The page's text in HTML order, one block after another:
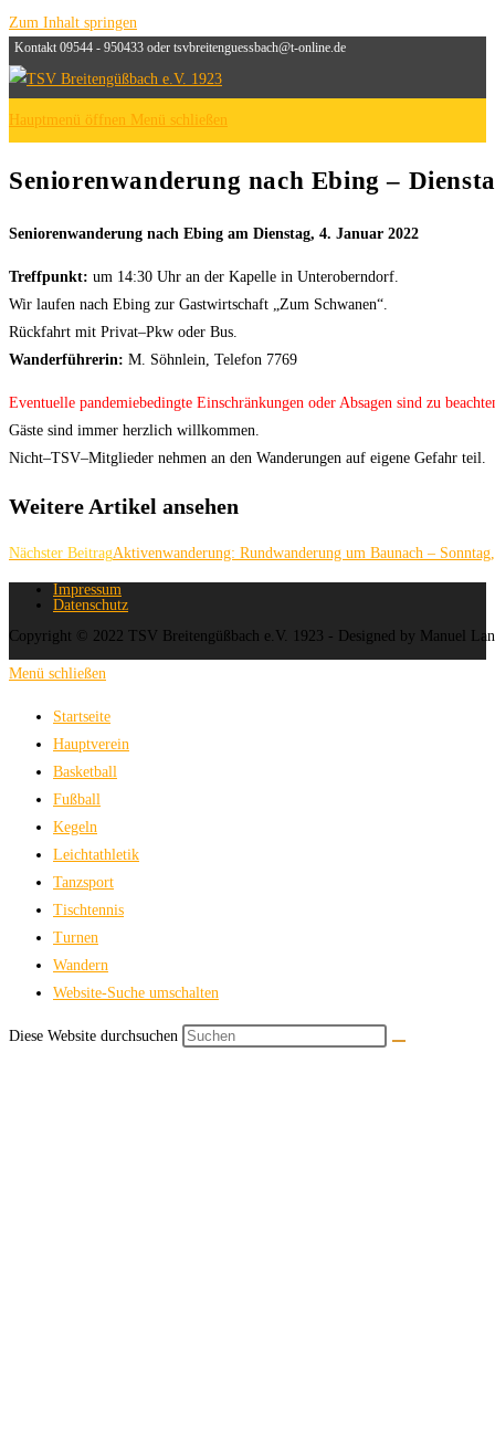
Zum Inhalt springen
Kontakt 09544 - 950433 oder tsvbreitenguessbach@t-online.de
Hauptmenü öffnen Menü schließen
Seniorenwanderung nach Ebing –
Seniorenwanderung nach Ebing am Dienstag, 4. Januar 2022
Treffpunkt: um 14:30 Uhr an der Kapelle in Unteroberndorf.
Wir laufen nach Ebing zur Gastwirtschaft „Zum Schwanen“.
Rückfahrt mit Privat–Pkw oder Bus.
Wanderführerin: M. Söhnlein, Telefon 7769
Eventuelle pandemiebedingte Einschränkungen oder Absagen sind zu
Gäste sind immer herzlich willkommen.
Nicht–TSV–Mitglieder nehmen an den Wanderungen auf eigene Gefahr teil.
Weitere Artikel ansehen
Nächster BeitragAktivenwanderung: Rundwanderung um Baunach –
Impressum
Datenschutz
Copyright © 2022 TSV Breitengüßbach e.V. 1923 - Designed by Manuel
Menü schließen
Startseite
Hauptverein
Basketball
Fußball
Kegeln
Leichtathletik
Tanzsport
Tischtennis
Turnen
Wandern
Website-Suche umschalten
Diese Website durchsuchen